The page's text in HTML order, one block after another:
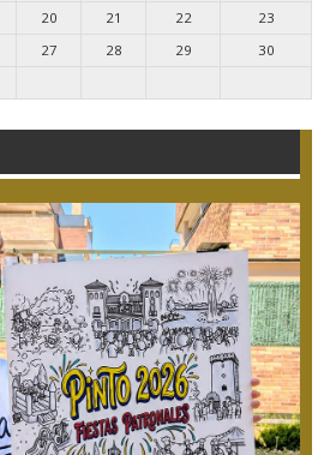
20 21 22
23
27 28 29
30